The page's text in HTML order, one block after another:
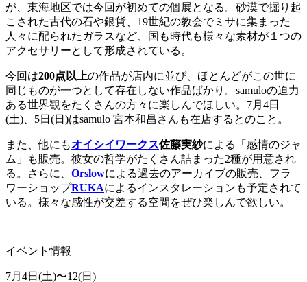
が、東海地区では今回が初めての個展となる。砂漠で掘り起
こされた古代の石や銀貨、19世紀の教会でミサに集まった
人々に配られたガラスなど、国も時代も様々な素材が１つの
アクセサリーとして形成されている。
今回は200点以上の作品が店内に並び、ほとんどがこの世に
同じものが一つとして存在しない作品ばかり。samuloの迫力
ある世界観をたくさんの方々に楽しんでほしい。7月4日
(土)、5日(日)はsamulo 宮本和昌さんも在店するとのこと。
また、他にもオイシイワークス佐藤実紗による「感情のジャ
ム」も販売。彼女の哲学がたくさん詰まった2種が用意され
る。さらに、 Orslowによる過去のアーカイブの販売、フラ
ワーショップRUKAによるインスタレーションも予定されて
いる。様々な感性が交差する空間をぜひ楽しんで欲しい。
イベント情報
7月4日(土)〜12(日)